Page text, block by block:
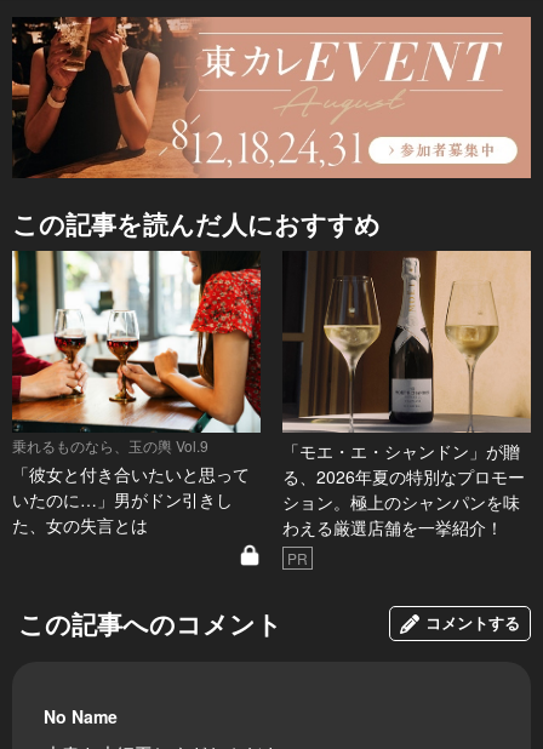
この記事を読んだ人におすすめ
乗れるものなら、玉の輿 Vol.9
「彼女と付き合いたいと思って
いたのに…」男がドン引きし
た、女の失言とは
「モエ・エ・シャンドン」が贈
る、2026年夏の特別なプロモー
ション。極上のシャンパンを味
わえる厳選店舗を一挙紹介！
PR
この記事へのコメント コメントする
No Name